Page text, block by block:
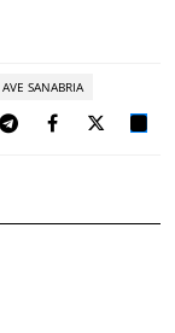
AVE SANABRIA